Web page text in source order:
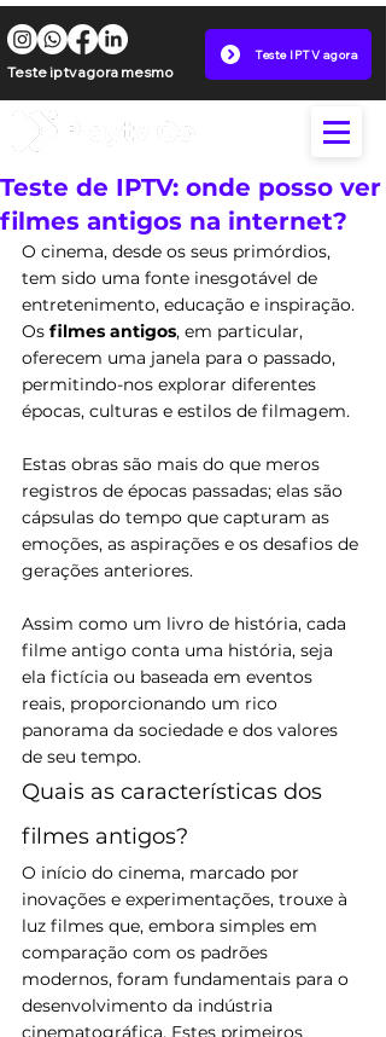
Teste iptv agora mesmo
Teste IPTV agora
Teste de IPTV: onde posso ver
filmes antigos na internet?
O cinema, desde os seus primórdios,
tem sido uma fonte inesgotável de
entretenimento, educação e inspiração.
Os filmes antigos, em particular,
oferecem uma janela para o passado,
permitindo-nos explorar diferentes
épocas, culturas e estilos de filmagem.
Estas obras são mais do que meros
registros de épocas passadas; elas são
cápsulas do tempo que capturam as
emoções, as aspirações e os desafios de
gerações anteriores.
Assim como um livro de história, cada
filme antigo conta uma história, seja
ela fictícia ou baseada em eventos
reais, proporcionando um rico
panorama da sociedade e dos valores
de seu tempo.
Quais as características dos
filmes antigos?
O início do cinema, marcado por
inovações e experimentações, trouxe à
luz filmes que, embora simples em
comparação com os padrões
modernos, foram fundamentais para o
desenvolvimento da indústria
cinematográfica. Estes primeiros